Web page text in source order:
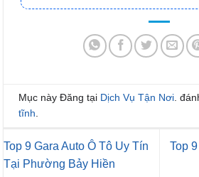
Mục này Đăng tại Dịch Vụ Tận Nơi.
tĩnh.
Top 9 Gara Auto Ô Tô Uy Tín
Tại Phường Bảy Hiền
Top